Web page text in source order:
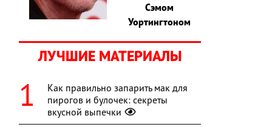
Сэмом
Уортингтоном
ЛУЧШИЕ МАТЕРИАЛЫ
Как правильно запарить мак для
пирогов и булочек: секреты
вкусной выпечки